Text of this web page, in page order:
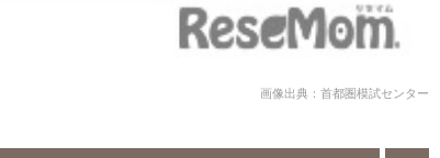
画像出典：首都圏模試センター